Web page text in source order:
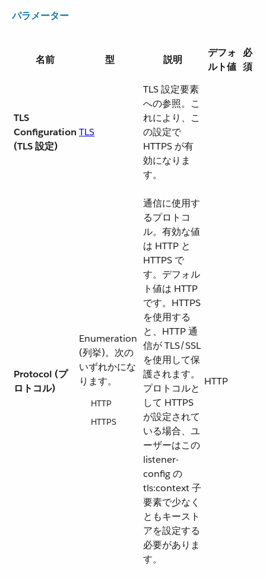
パラメーター
名前 型 説明
デフォ
ルト値
必
須
TLS
Configuration
(TLS 設定)
TLS
TLS 設定要素
への参照。こ
れにより、こ
の設定で
HTTPS が有
効になりま
す。
Protocol (プ
ロトコル)
Enumeration
(列挙)。次の
いずれかにな
ります。
HTTP
HTTPS
通信に使用す
るプロトコ
ル。有効な値
は HTTP と
HTTPS で
す。デフォル
ト値は HTTP
です。HTTPS
を使用する
と、HTTP 通
信が TLS/SSL
を使用して保
護されます。
プロトコルと
して HTTPS
が設定されて
いる場合、ユ
ーザーはこの
listener-
config の
tls:context 子
要素で少なく
ともキースト
アを設定する
必要がありま
す。
HTTP